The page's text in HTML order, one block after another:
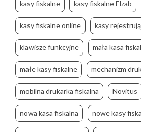
kasy fiskalne kasy fiskalne Elzab
kasy fiskalne online kasy
klawisze funkcyjne mała kasa
małe kasy fiskalne mechanizm
mobilna drukarka fiskalna Novitus
nowa kasa fiskalna nowe kasy